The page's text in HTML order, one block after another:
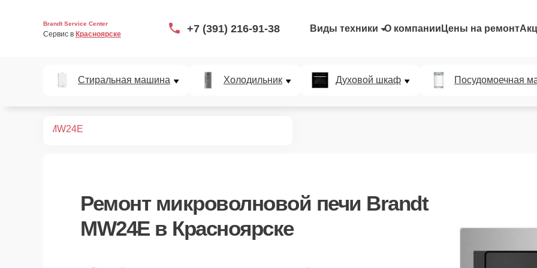
Brandt Service Center
Сервис в Красноярске +7 (391) 216-91-38 Виды техники О компании Цены на ремонт
Стиральная машина Холодильник Духовой шкаф Посудомоечная
MW24E
Ремонт микроволновой печи Brandt
MW24Eв Красноярске